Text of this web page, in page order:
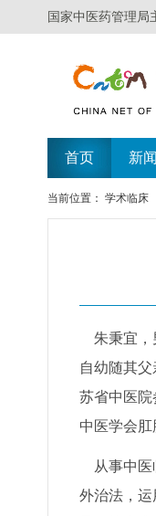
国家中医药管理局
首页 新
当前位置： 学术临床
朱秉宜，
自幼随其
苏省中医
中医学会肛
从事中医
外治法，